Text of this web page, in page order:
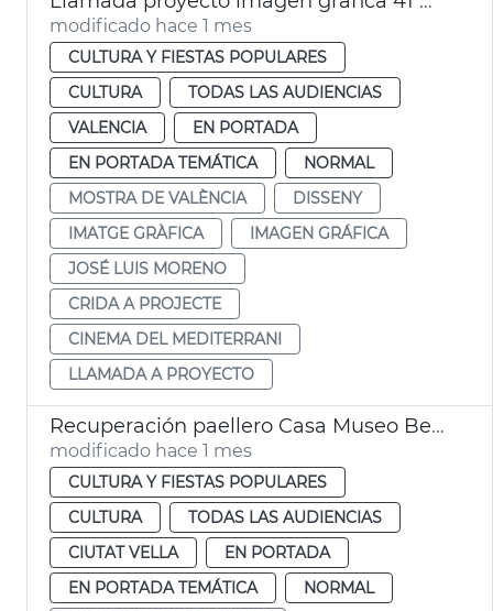
modificado hace 1 mes
CULTURA Y FIESTAS POPULARES
CULTURA
TODAS LAS AUDIENCIAS
VALENCIA
EN PORTADA
EN PORTADA TEMÁTICA
NORMAL
MOSTRA DE VALÈNCIA
DISSENY
IMATGE GRÀFICA
IMAGEN GRÁFICA
JOSÉ LUIS MORENO
CRIDA A PROJECTE
CINEMA DEL MEDITERRANI
LLAMADA A PROYECTO
Recuperación paellero Casa Museo Benlliure
modificado hace 1 mes
CULTURA Y FIESTAS POPULARES
CULTURA
TODAS LAS AUDIENCIAS
CIUTAT VELLA
EN PORTADA
EN PORTADA TEMÁTICA
NORMAL